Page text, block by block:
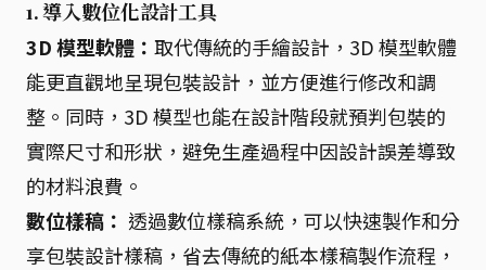
1. 導入數位化設計工具
3D 模型軟體： 取代傳統的手繪設計，3D 模型軟體
能更直觀地呈現包裝設計，並方便進行修改和調
整。同時，3D 模型也能在設計階段就預判包裝的
實際尺寸和形狀，避免生產過程中因設計誤差導致
的材料浪費。
數位樣稿： 透過數位樣稿系統，可以快速製作和分
享包裝設計樣稿，省去傳統的紙本樣稿製作流程，